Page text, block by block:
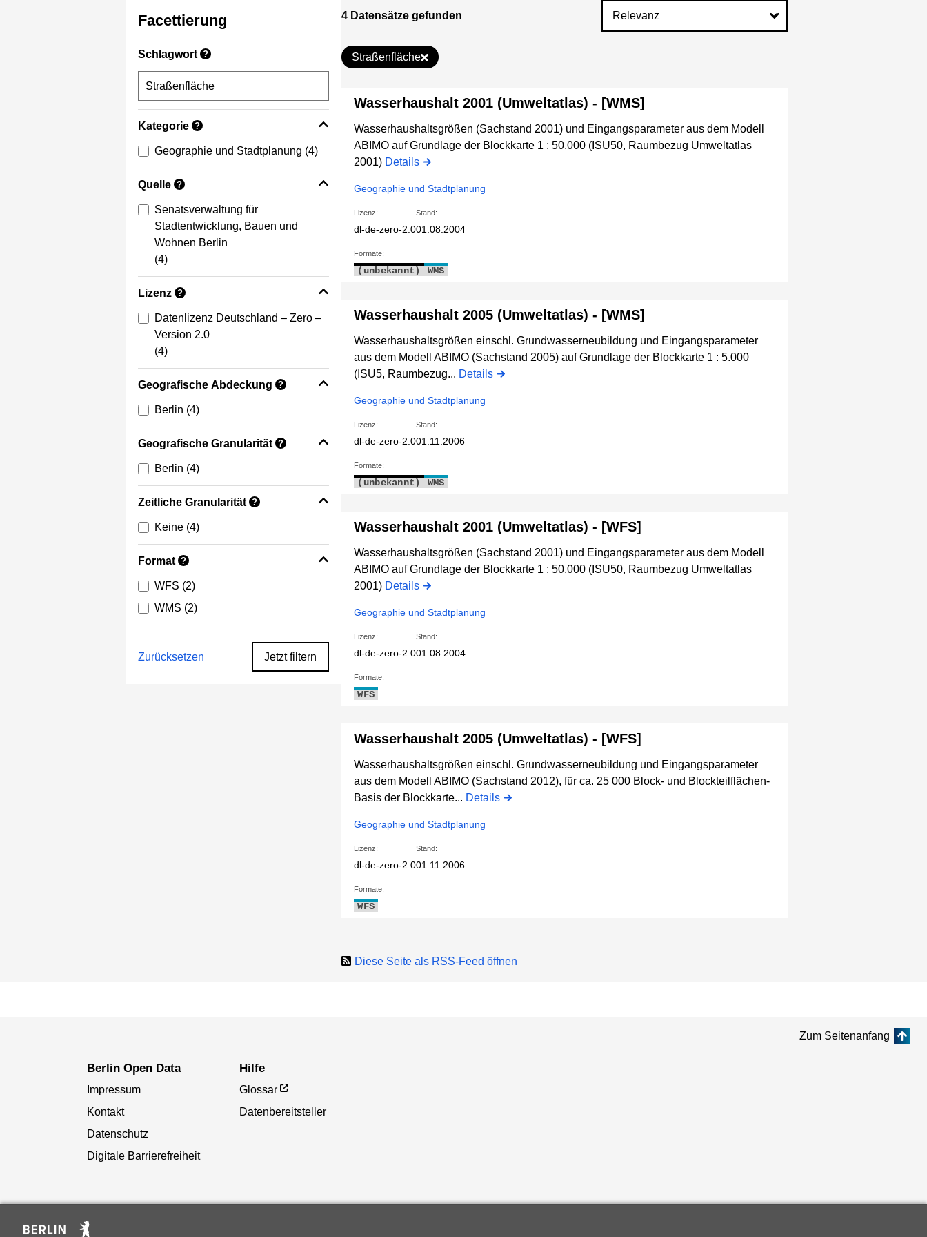
Facettierung
Schlagwort ?
Kategorie ?
Geographie und Stadtplanung (4)
Quelle ?
Senatsverwaltung für
Stadtentwicklung, Bauen und
Wohnen Berlin
(4)
Lizenz ?
Datenlizenz Deutschland – Zero –
Version 2.0
(4)
Geografische Abdeckung ?
Berlin (4)
Geografische Granularität ?
Berlin (4)
Zeitliche Granularität ?
Keine (4)
Format ?
WFS (2)
WMS (2)
Zurücksetzen Jetzt filtern
4 Datensätze gefunden
Straßenfläche
Wasserhaushalt 2001 (Umweltatlas) - [WMS]
Wasserhaushaltsgrößen (Sachstand 2001) und Eingangsparameter aus dem Modell
ABIMO auf Grundlage der Blockkarte 1 : 50.000 (ISU50, Raumbezug Umweltatlas
2001) Details
Geographie und Stadtplanung
Lizenz:
dl-de-zero-2.0
Stand:
01.08.2004
Formate:
(unbekannt) WMS
Wasserhaushalt 2005 (Umweltatlas) - [WMS]
Wasserhaushaltsgrößen einschl. Grundwasserneubildung und Eingangsparameter
aus dem Modell ABIMO (Sachstand 2005) auf Grundlage der Blockkarte 1 : 5.000
(ISU5, Raumbezug... Details
Geographie und Stadtplanung
Lizenz:
dl-de-zero-2.0
Stand:
01.11.2006
Formate:
(unbekannt) WMS
Wasserhaushalt 2001 (Umweltatlas) - [WFS]
Wasserhaushaltsgrößen (Sachstand 2001) und Eingangsparameter aus dem Modell
ABIMO auf Grundlage der Blockkarte 1 : 50.000 (ISU50, Raumbezug Umweltatlas
2001) Details
Geographie und Stadtplanung
Lizenz:
dl-de-zero-2.0
Stand:
01.08.2004
Formate:
WFS
Wasserhaushalt 2005 (Umweltatlas) - [WFS]
Wasserhaushaltsgrößen einschl. Grundwasserneubildung und Eingangsparameter
aus dem Modell ABIMO (Sachstand 2012), für ca. 25 000 Block- und Blockteilflächen-
Basis der Blockkarte... Details
Geographie und Stadtplanung
Lizenz:
dl-de-zero-2.0
Stand:
01.11.2006
Formate:
WFS
Diese Seite als RSS-Feed öffnen
Zum Seitenanfang
Berlin Open Data
Impressum
Kontakt
Datenschutz
Digitale Barrierefreiheit
Hilfe
Glossar
Datenbereitsteller